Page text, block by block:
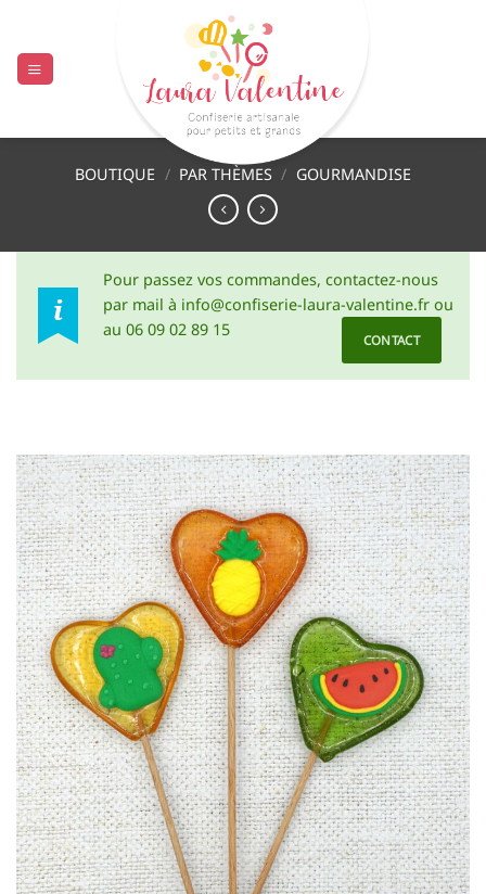
contenu
BOUTIQUE / PAR THÈMES / GOURMANDISE
Pour passez vos commandes, contactez-nous
par mail à info@confiserie-laura-valentine.fr ou
au 06 09 02 89 15
CONTACT